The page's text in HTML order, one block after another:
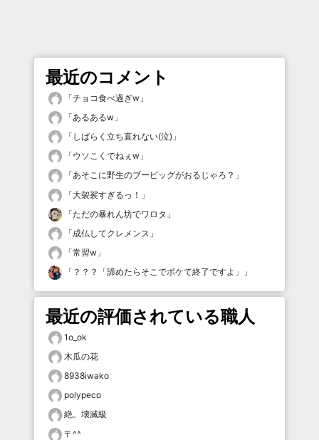
最近のコメント
「チョコ食べ過ぎw 」
「あるあるw 」
「 しばらく立ち直れない(泣) 」
「ウソこくでねぇw 」
「あそこに野生のブーピッグがおるじゃろ？ 」
「大袈裟すぎるっ！ 」
「ただの暴れん坊でワロタ 」
「成仏してクレメンス 」
「常習w 」
「 ？？？「諦めたらそこでボケて終了ですよ」 」
最近の評価されている職人
1o_ok
木瓜の花
8938iwako
polypeco
絶。壊滅級
〒^^